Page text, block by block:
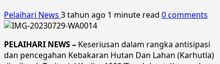
Pelaihari News 3 tahun ago 1 minute read 0 comments
PELAIHARI NEWS – Keseriusan dalam rangka antisipasi
dan pencegahan Kebakaran Hutan Dan Lahan (Karhutla)